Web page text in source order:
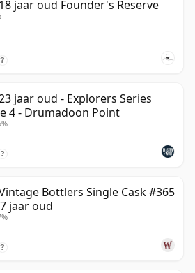
jaar oud Founder's Reserve
?
jaar oud - Explorers Series
4 - Drumadoon Point
?
Bottlers Single Cask #365
jaar oud
?